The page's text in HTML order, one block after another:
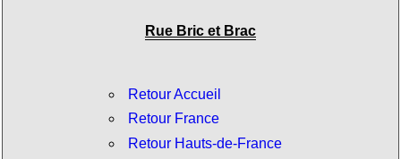
Rue Bric et Brac
Retour Accueil
Retour France
Retour Hauts-de-France